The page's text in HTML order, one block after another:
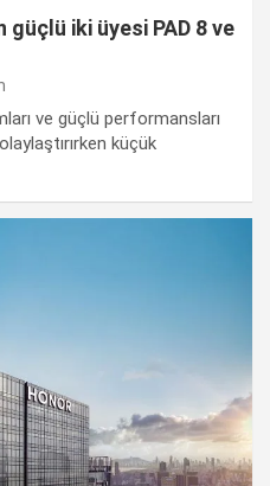
güçlü iki üyesi PAD 8 ve
ve güçlü performansları
küçük